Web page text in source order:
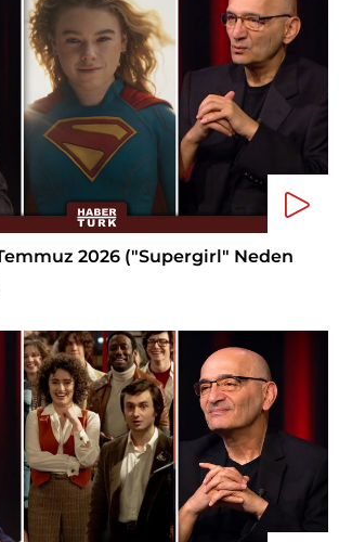
2026 ("Supergirl" Neden